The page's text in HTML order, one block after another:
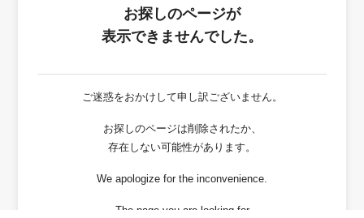
お探しのページが
表示できませんでした。
ご迷惑をおかけして申し訳ございません。
お探しのページは削除されたか、
存在しない可能性があります。
We apologize for the inconvenience.
The page you are looking for